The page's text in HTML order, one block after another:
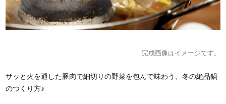
完成画像はイメージです。
サッと火を通した豚肉で細切りの野菜を包んで味わう、冬の絶品鍋
のつくり方♪